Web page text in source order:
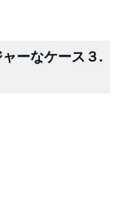
ーなケース３.